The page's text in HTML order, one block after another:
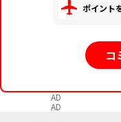
ポイント
コ
AD
AD